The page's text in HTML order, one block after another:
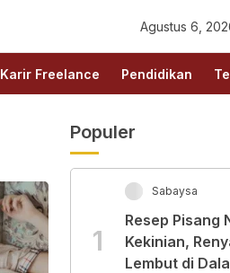
Agustus 6,
Karir Freelance Pendidikan
Populer
1
Sabaysa
Resep Pisang
Kekinian,
Lembut di